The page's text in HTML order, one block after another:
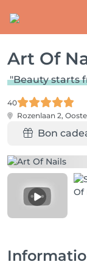
Art Of
"Beauty starts
40
Rozenlaan 2,
Bon